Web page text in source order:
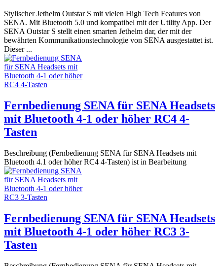
Stylischer Jethelm Outstar S mit vielen High Tech Features von
SENA. Mit Bluetooth 5.0 und kompatibel mit der Utility App. Der
SENA Outstar S stellt einen smarten Jethelm dar, der mit der
bewährten Kommunikationstechnologie von SENA ausgestattet ist.
Dieser ...
Fernbedienung SENA für SENA Headsets
mit Bluetooth 4-1 oder höher RC4 4-
Tasten
Beschreibung (Fernbedienung SENA für SENA Headsets mit
Bluetooth 4.1 oder höher RC4 4-Tasten) ist in Bearbeitung
Fernbedienung SENA für SENA Headsets
mit Bluetooth 4-1 oder höher RC3 3-
Tasten